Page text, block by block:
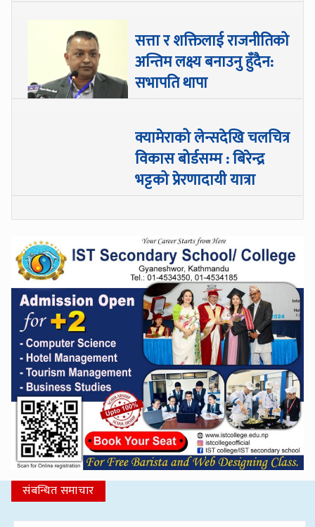
सत्ता र शक्तिलाई राजनीतिको
अन्तिम लक्ष्य बनाउनु हुँदैन:
सभापति थापा
क्यामेराको लेन्सदेखि चलचित्र
विकास बोर्डसम्म : बिरेन्द्र
भट्टको प्रेरणादायी यात्रा
संबन्धित समाचार